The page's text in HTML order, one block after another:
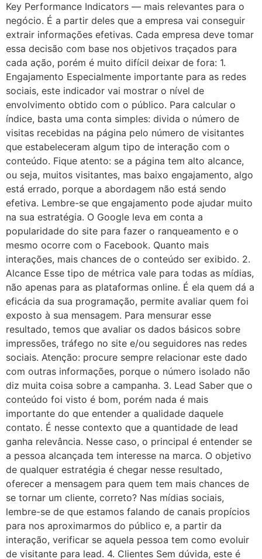
Key Performance Indicators — mais relevantes para o
negócio. É a partir deles que a empresa vai conseguir
extrair informações efetivas. Cada empresa deve tomar
essa decisão com base nos objetivos traçados para
cada ação, porém é muito difícil deixar de fora: 1.
Engajamento Especialmente importante para as redes
sociais, este indicador vai mostrar o nível de
envolvimento obtido com o público. Para calcular o
índice, basta uma conta simples: divida o número de
visitas recebidas na página pelo número de visitantes
que estabeleceram algum tipo de interação com o
conteúdo. Fique atento: se a página tem alto alcance,
ou seja, muitos visitantes, mas baixo engajamento, algo
está errado, porque a abordagem não está sendo
efetiva. Lembre-se que engajamento pode ajudar muito
na sua estratégia. O Google leva em conta a
popularidade do site para fazer o ranqueamento e o
mesmo ocorre com o Facebook. Quanto mais
interações, mais chances de o conteúdo ser exibido. 2.
Alcance Esse tipo de métrica vale para todas as mídias,
não apenas para as plataformas online. É ela quem dá a
eficácia da sua programação, permite avaliar quem foi
exposto à sua mensagem. Para mensurar esse
resultado, temos que avaliar os dados básicos sobre
impressões, tráfego no site e/ou seguidores nas redes
sociais. Atenção: procure sempre relacionar este dado
com outras informações, porque o número isolado não
diz muita coisa sobre a campanha. 3. Lead Saber que o
conteúdo foi visto é bom, porém nada é mais
importante do que entender a qualidade daquele
contato. É nesse contexto que a quantidade de lead
ganha relevância. Nesse caso, o principal é entender se
a pessoa alcançada tem interesse na marca. O objetivo
de qualquer estratégia é chegar nesse resultado,
oferecer a mensagem para quem tem mais chances de
se tornar um cliente, correto? Nas mídias sociais,
lembre-se de que estamos falando de canais propícios
para nos aproximarmos do público e, a partir da
interação, verificar se aquela pessoa tem como evoluir
de visitante para lead. 4. Clientes Sem dúvida, este é